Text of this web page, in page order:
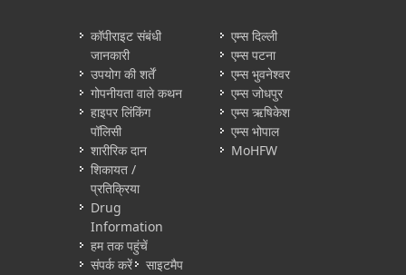
कॉपीराइट संबंधी
जानकारी
उपयोग की शर्तें
गोपनीयता वाले कथन
हाइपर लिंकिंग
पॉलिसी
शारीरिक दान
शिकायत /
प्रतिक्रिया
Drug
Information
हम तक पहुंचें
संपर्क करें
साइटमैप
एम्स दिल्ली
एम्स पटना
एम्स भुवनेश्वर
एम्स जोधपुर
एम्स ऋषिकेश
एम्स भोपाल
MoHFW